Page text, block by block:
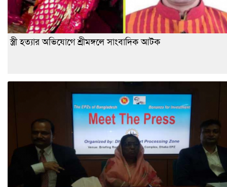
স্ত্রী হত্যার অভিযোগে শ্রীমঙ্গলে সাংবাদিক আটক